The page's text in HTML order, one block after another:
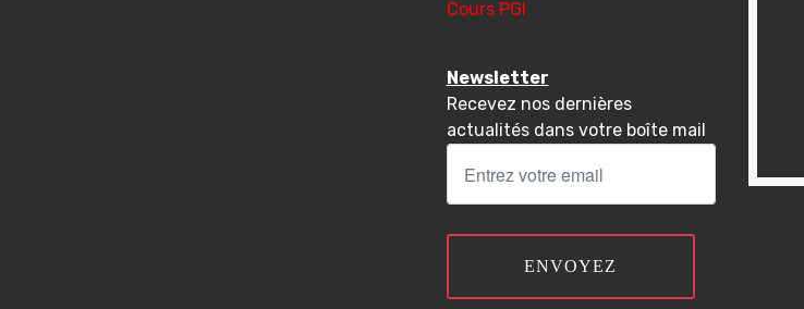
Cours PGI
Newsletter
Recevez nos dernières
actualités dans votre boîte mail
ENVOYEZ